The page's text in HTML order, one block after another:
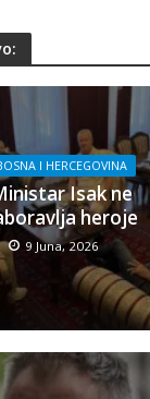
I HERCEGOVINA
Isak ne
heroje
9 Juna, 2026